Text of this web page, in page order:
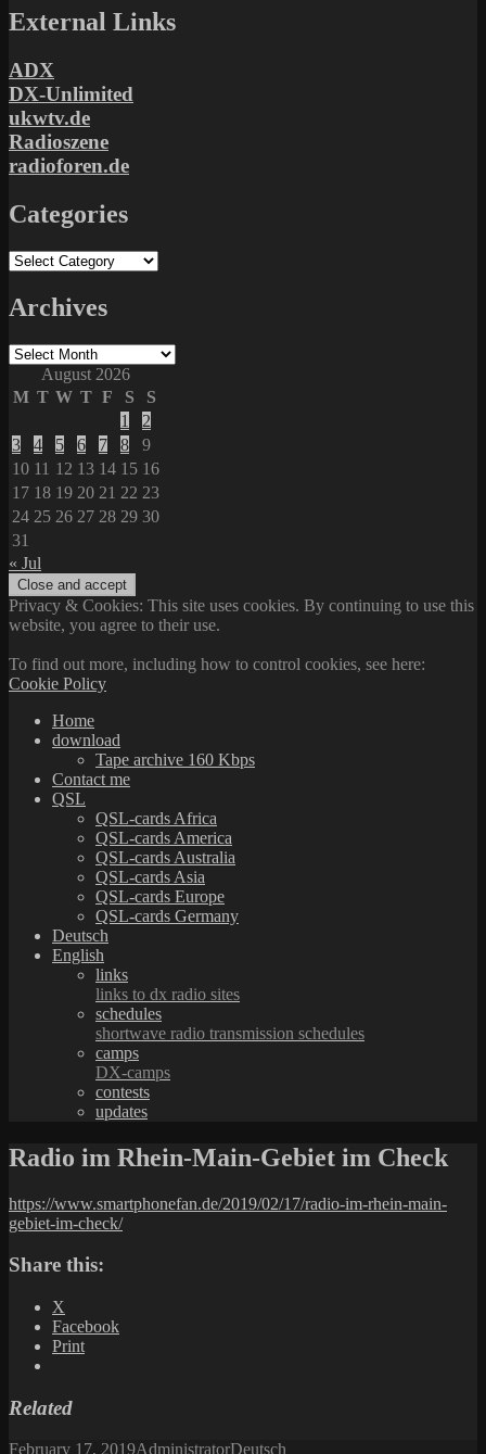
External Links
ADX
DX-Unlimited
ukwtv.de
Radioszene
radioforen.de
Categories
Categories
Archives
Archives
August 2026
M T W T F S
S
1
2
3
4 5 6 7 8
9
10 11 12 13 14 15 16
17 18 19 20 21 22 23
24 25 26 27 28 29 30
31
« Jul
Privacy & Cookies: This site uses cookies. By continuing to use this
website, you agree to their use.
To find out more, including how to control cookies, see here:
Cookie Policy
Home
download
Tape archive 160 Kbps
Contact me
QSL
QSL-cards Africa
QSL-cards America
QSL-cards Australia
QSL-cards Asia
QSL-cards Europe
QSL-cards Germany
Deutsch
English
links
links to dx radio sites
schedules
shortwave radio transmission schedules
camps
DX-camps
contests
updates
Radio im Rhein-Main-Gebiet im Check
https://www.smartphonefan.de/2019/02/17/radio-im-rhein-main-
gebiet-im-check/
Share this:
X
Facebook
Print
Related
Posted
February 17, 2019Author
AdministratorCategories
Deutsch